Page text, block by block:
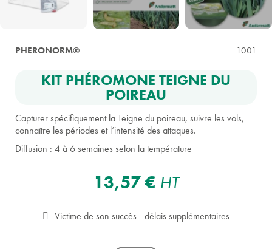
PHERONORM® 1001
KIT PHÉROMONE TEIGNE DU
POIREAU
Capturer spécifiquement la Teigne du poireau, suivre les vols,
connaître les périodes et l’intensité des attaques.
Diffusion : 4 à 6 semaines selon la température
13,57 € HT
Victime de son succès - délais supplémentaires